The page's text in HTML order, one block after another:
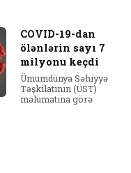
COVID-19-dan
ölənlərin sayı 7
milyonu keçdi
Ümumdünya Səhiyyə
Təşkilatının (ÜST)
məlumatına görə